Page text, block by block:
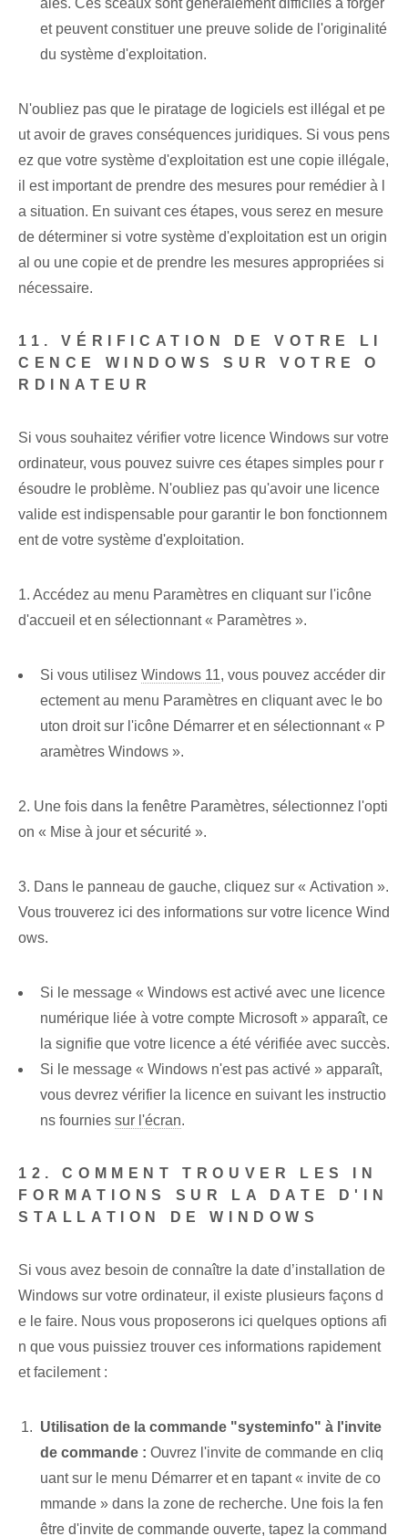
ales. Ces sceaux sont généralement difficiles à forger
et peuvent constituer une preuve solide de l'originalité
du système d'exploitation.
N'oubliez pas que le piratage de logiciels est illégal et pe
ut avoir de graves conséquences juridiques. Si vous pens
ez que votre système d'exploitation est une copie illégale,
il est important de prendre des mesures pour remédier à l
a situation. En suivant ces étapes, vous serez en mesure
de déterminer si votre système d'exploitation est un origin
al ou une copie et de prendre les mesures appropriées si
nécessaire.
11. VÉRIFICATION DE VOTRE LI
CENCE WINDOWS SUR VOTRE O
RDINATEUR
Si vous souhaitez vérifier votre licence Windows sur votre
ordinateur, vous pouvez suivre ces étapes simples pour r
ésoudre le problème. N'oubliez pas qu'avoir une licence
valide est indispensable pour garantir le bon fonctionnem
ent de votre système d'exploitation.
1. Accédez au menu Paramètres en cliquant sur l'icône
d'accueil et en sélectionnant « Paramètres ».
Si vous utilisez Windows 11, vous pouvez accéder dir
ectement au menu Paramètres en cliquant avec le bo
uton droit sur l'icône Démarrer et en sélectionnant « P
aramètres Windows ».
2. Une fois dans la fenêtre Paramètres, sélectionnez l'opti
on « Mise à jour et sécurité ».
3. Dans le panneau de gauche, cliquez sur « Activation ».
Vous trouverez ici des informations sur votre licence Wind
ows.
Si le message « Windows est activé avec une licence
numérique liée à votre compte Microsoft » apparaît, ce
la signifie que votre licence a été vérifiée avec succès.
Si le message « Windows n'est pas activé » apparaît,
vous devrez vérifier la licence en suivant les instructio
ns fournies sur l'écran.
12. COMMENT TROUVER LES IN
FORMATIONS SUR LA DATE D'IN
STALLATION DE WINDOWS
Si vous avez besoin de connaître la date d’installation de
Windows sur votre ordinateur, il existe plusieurs façons d
e le faire. Nous vous proposerons ici quelques options afi
n que vous puissiez trouver ces informations rapidement
et facilement :
Utilisation de la commande "systeminfo" à l'invite
de commande : Ouvrez l'invite de commande en cliq
uant sur le menu Démarrer et en tapant « invite de co
mmande » dans la zone de recherche. Une fois la fen
être d'invite de commande ouverte, tapez la command